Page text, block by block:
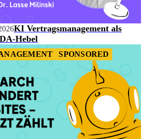
KI Vertragsmanagement als
Hebel
SPONSORED